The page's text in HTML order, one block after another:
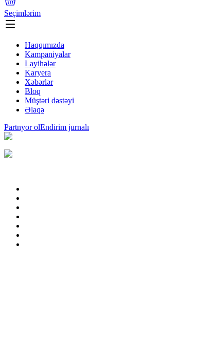
Seçimlərim
Haqqımızda
Kampaniyalar
Layihələr
Karyera
Xəbərlər
Bloq
Müştəri dəstəyi
Əlaqə
Partnyor olEndirim jurnalı